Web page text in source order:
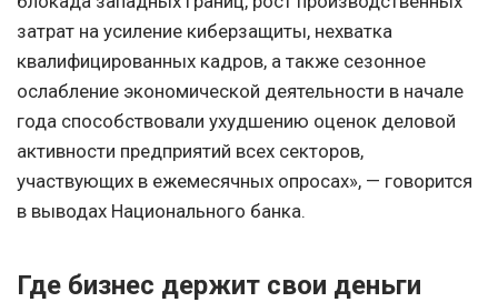
затрат на усиление киберзащиты, нехватка
квалифицированных кадров, а также сезонное
ослабление экономической деятельности в начале
года способствовали ухудшению оценок деловой
активности предприятий всех секторов,
участвующих в ежемесячных опросах», — говорится
в выводах Национального банка.
Где бизнес держит свои деньги